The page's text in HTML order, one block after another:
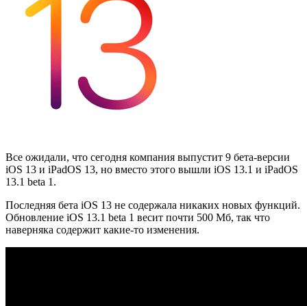
Все ожидали, что сегодня компания выпустит 9 бета-версии
iOS 13 и iPadOS 13, но вместо этого вышли iOS 13.1 и iPadOS
13.1 beta 1.
Последняя бета iOS 13 не содержала никаких новых функций.
Обновление iOS 13.1 beta 1 весит почти 500 Мб, так что
наверняка содержит какие-то изменения.